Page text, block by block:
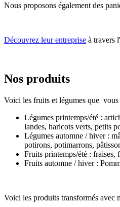
Nous proposons également des
Découvrez leur entreprise à travers
Nos produits
Voici les fruits et légumes que
Légumes printemps/été :
landes, haricots verts, petits
Légumes automne / hiver :
potirons, potimarrons,
Fruits printemps/été : fraises,
Fruits automne / hiver :
Voici les produits transformés avec